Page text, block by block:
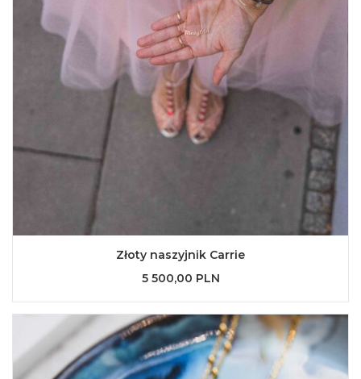
Złoty naszyjnik Carrie
5 500,00 PLN